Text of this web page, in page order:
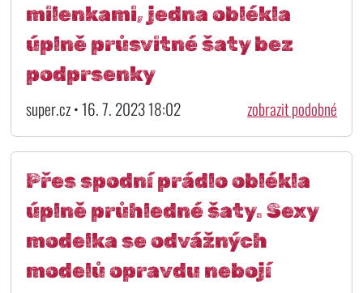
milenkami, jedna oblékla
úplně průsvitné šaty bez
podprsenky
super.cz • 16. 7. 2023 18:02 zobrazit podobné
Přes spodní prádlo oblékla
úplně průhledné šaty. Sexy
modelka se odvážných
modelů opravdu nebojí